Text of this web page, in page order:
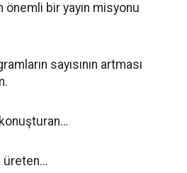
bir yayın misyonu
sayısının artması
üreten…